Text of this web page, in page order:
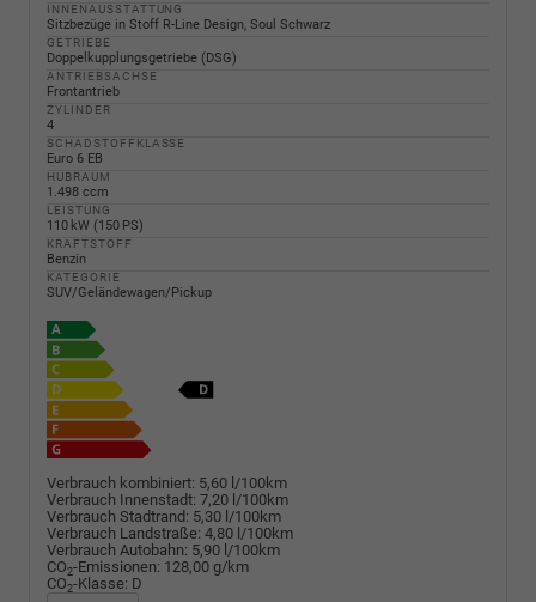
INNENAUSSTATTUNG
Sitzbezüge in Stoff R-Line Design, Soul Schwarz
GETRIEBE
Doppelkupplungsgetriebe (DSG)
ANTRIEBSACHSE
Frontantrieb
ZYLINDER
4
SCHADSTOFFKLASSE
Euro 6 EB
HUBRAUM
1.498 ccm
LEISTUNG
110 kW (150 PS)
KRAFTSTOFF
Benzin
KATEGORIE
SUV/Geländewagen/Pickup
Verbrauch kombiniert: 5,60 l/100km
Verbrauch Innenstadt: 7,20 l/100km
Verbrauch Stadtrand: 5,30 l/100km
Verbrauch Landstraße: 4,80 l/100km
Verbrauch Autobahn: 5,90 l/100km
CO2-Emissionen: 128,00 g/km
CO2-Klasse: D